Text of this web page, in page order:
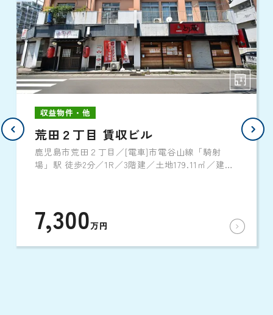
収益物件・他
荒田２丁目 賃収ビル
鹿児島市荒田２丁目／[電車]市電谷山線「騎射
場」駅 徒歩2分／1R／3階建／土地179.11㎡／建物
7,300万円